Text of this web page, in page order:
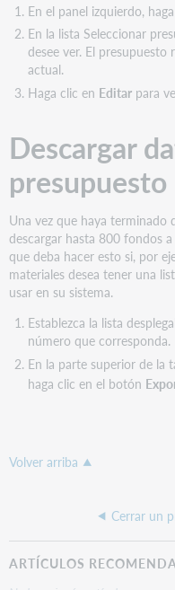
En el panel izquierdo,
En la lista Seleccionar
desee ver. El presupuesto
actual.
Haga clic en Editarpara
Descargar
presupuesto
Una vez que haya terminado
descargar hasta 800 fondos
que deba hacer esto si, por
materiales desea tener una
usar en su sistema.
Establezca la lista
número que corresponda.
En la parte superior de la
haga clic en el botón
Volver arriba
Cerrar un
ARTÍCULOS